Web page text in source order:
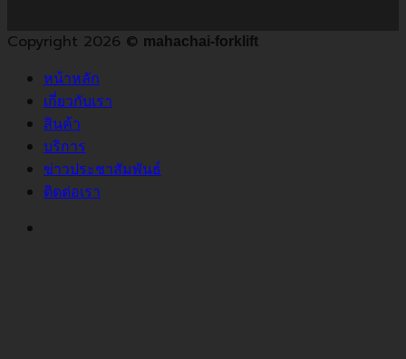
Copyright 2026 © mahachai-forklift
หน้าหลัก
เกี่ยวกับเรา
สินค้า
บริการ
ข่าวประชาสัมพันธ์
ติดต่อเรา